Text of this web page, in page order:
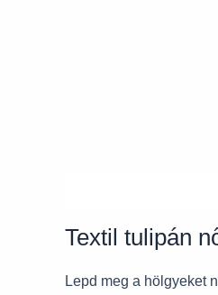
Textil tulipán
Lepd meg a hölgyeket